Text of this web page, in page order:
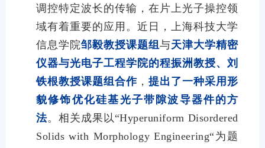
调控特定波长的传输，在片上光子操控领
域有着重要的应用。近日，上海科技大学
信息学院邹毅教授课题组与天津大学精密
仪器与光电子工程学院的程振洲教授、刘
铁根教授课题组合作 ，提出了一种采用形
貌修饰优化硅基光子带隙波导器件的方
法。相关成果以“Hyperuniform Disordered
Solids with Morphology Engineering“为题